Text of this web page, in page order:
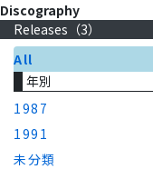
Discography
Releases（3）
All
年別
1987
1991
未分類